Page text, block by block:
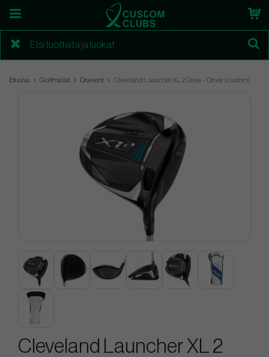
Etusivu Golfmailat Draiverit Cleveland Launcher XL 2 Draw - Driver (custom)
Cleveland Launcher XL 2